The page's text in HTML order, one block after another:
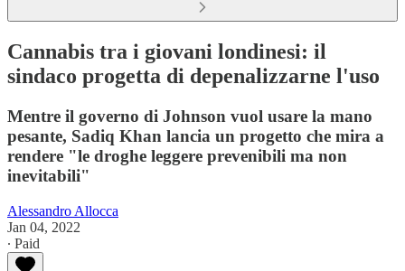
Cannabis tra i giovani londinesi: il
sindaco progetta di depenalizzarne l'uso
Mentre il governo di Johnson vuol usare la mano
pesante, Sadiq Khan lancia un progetto che mira a
rendere "le droghe leggere prevenibili ma non
inevitabili"
Alessandro Allocca
Jan 04, 2022
∙ Paid